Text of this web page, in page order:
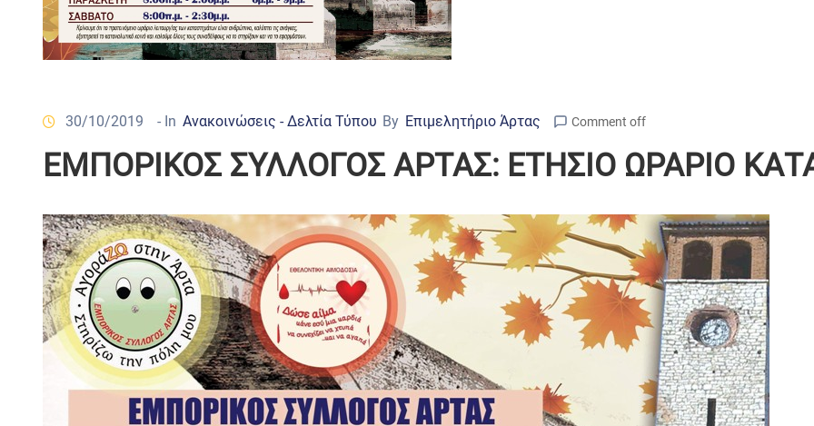
30/10/2019 - In Ανακοινώσεις - Δελτία Τύπου By Επιμελητήριο Άρτας Comment off
ΕΜΠΟΡΙΚΟΣ ΣΥΛΛΟΓΟΣ ΑΡΤΑΣ: ΕΤΗΣΙΟ ΩΡΑΡΙΟ